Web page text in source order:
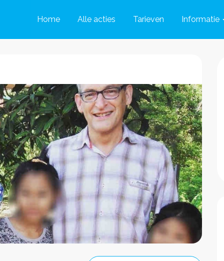
Home Alle acties Tarieven Informatie